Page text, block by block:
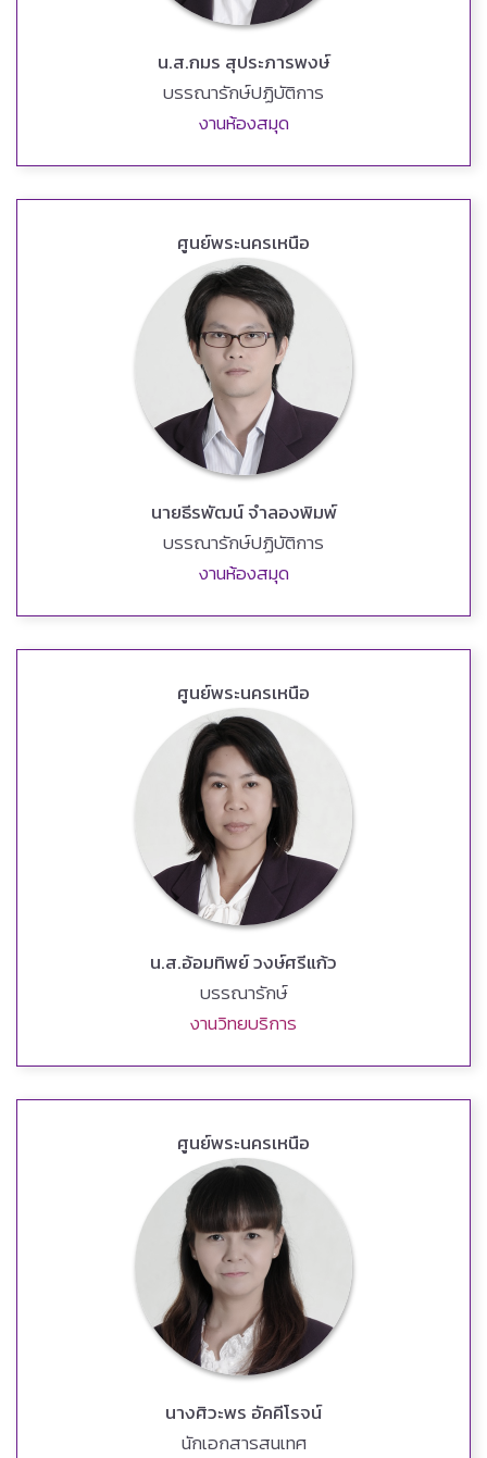
น.ส.กมร สุประภารพงษ์
บรรณารักษ์ปฏิบัติการ
งานห้องสมุด
ศูนย์พระนครเหนือ
นายธีรพัฒน์ จำลองพิมพ์
บรรณารักษ์ปฏิบัติการ
งานห้องสมุด
ศูนย์พระนครเหนือ
น.ส.อ้อมทิพย์ วงษ์ศรีแก้ว
บรรณารักษ์
งานวิทยบริการ
ศูนย์พระนครเหนือ
นางศิวะพร อัคคีโรจน์
นักเอกสารสนเทศ